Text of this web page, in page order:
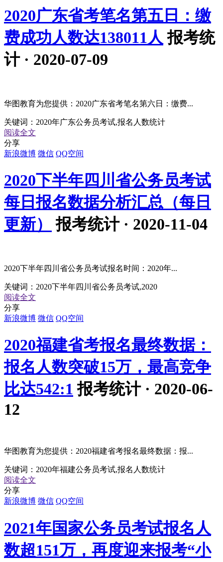
2020广东省考笔名第五日：缴
费成功人数达138011人 报考统
计 · 2020-07-09
华图教育为您提供：2020广东省考笔名第六日：缴费...
关键词： 2020年广东公务员考试,报名人数统计
阅读全文
分享
新浪微博 微信 QQ空间
2020下半年四川省公务员考试
每日报名数据分析汇总（每日
更新）
报考统计 · 2020-11-04
2020下半年四川省公务员考试报名时间：2020年...
关键词： 2020下半年四川省公务员考试,2020
阅读全文
分享
新浪微博 微信 QQ空间
2020福建省考报名最终数据：
报名人数突破15万，最高竞争
比达542:1 报考统计 · 2020-06-
12
华图教育为您提供：2020福建省考报名最终数据：报...
关键词： 2020年福建公务员考试,报名人数统计
阅读全文
分享
新浪微博 微信 QQ空间
2021年国家公务员考试报名人
数超151万，再度迎来报考“小